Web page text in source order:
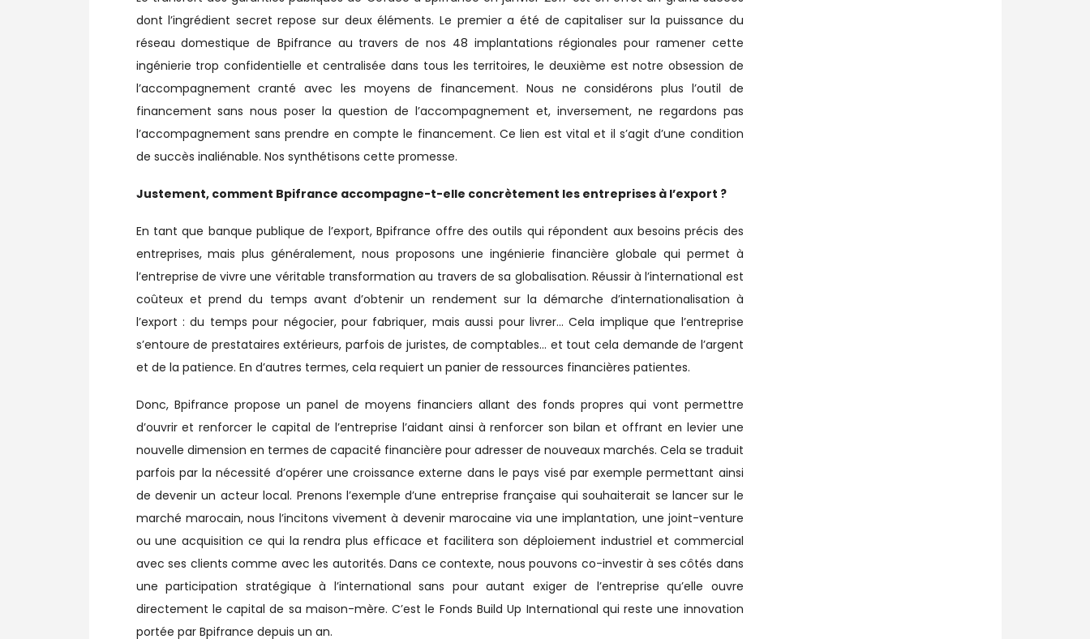
dont l’ingrédient secret repose sur deux éléments. Le premier a été de capitaliser sur la puissance du
réseau domestique de Bpifrance au travers de nos 48 implantations régionales pour ramener cette
ingénierie trop confidentielle et centralisée dans tous les territoires, le deuxième est notre obsession de
l’accompagnement cranté avec les moyens de financement. Nous ne considérons plus l’outil de
financement sans nous poser la question de l’accompagnement et, inversement, ne regardons pas
l’accompagnement sans prendre en compte le financement. Ce lien est vital et il s’agit d’une condition
de succès inaliénable. Nos synthétisons cette promesse.
Justement, comment Bpifrance accompagne-t-elle concrètement les entreprises à l’export ?
En tant que banque publique de l’export, Bpifrance offre des outils qui répondent aux besoins précis des
entreprises, mais plus généralement, nous proposons une ingénierie financière globale qui permet à
l’entreprise de vivre une véritable transformation au travers de sa globalisation. Réussir à l’international est
coûteux et prend du temps avant d’obtenir un rendement sur la démarche d’internationalisation à
l’export : du temps pour négocier, pour fabriquer, mais aussi pour livrer… Cela implique que l’entreprise
s’entoure de prestataires extérieurs, parfois de juristes, de comptables… et tout cela demande de l’argent
et de la patience. En d’autres termes, cela requiert un panier de ressources financières patientes.
Donc, Bpifrance propose un panel de moyens financiers allant des fonds propres qui vont permettre
d’ouvrir et renforcer le capital de l’entreprise l’aidant ainsi à renforcer son bilan et offrant en levier une
nouvelle dimension en termes de capacité financière pour adresser de nouveaux marchés. Cela se traduit
parfois par la nécessité d’opérer une croissance externe dans le pays visé par exemple permettant ainsi
de devenir un acteur local. Prenons l’exemple d’une entreprise française qui souhaiterait se lancer sur le
marché marocain, nous l’incitons vivement à devenir marocaine via une implantation, une joint-venture
ou une acquisition ce qui la rendra plus efficace et facilitera son déploiement industriel et commercial
avec ses clients comme avec les autorités. Dans ce contexte, nous pouvons co-investir à ses côtés dans
une participation stratégique à l’international sans pour autant exiger de l’entreprise qu’elle ouvre
directement le capital de sa maison-mère. C’est le Fonds Build Up International qui reste une innovation
portée par Bpifrance depuis un an.